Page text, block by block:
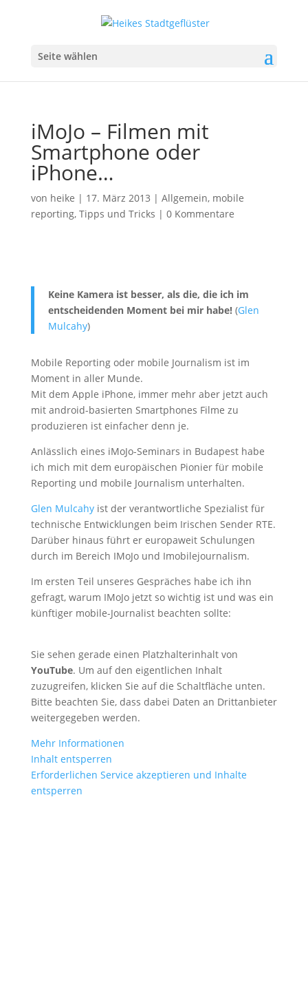
Seite wählen
iMoJo – Filmen mit
Smartphone oder
iPhone…
von heike | 17. März 2013 | Allgemein, mobile
reporting, Tipps und Tricks | 0 Kommentare
Keine Kamera ist besser, als die, die ich im
entscheidenden Moment bei mir habe! (Glen
Mulcahy)
Mobile Reporting oder mobile Journalism ist im
Moment in aller Munde.
Mit dem Apple iPhone, immer mehr aber jetzt auch
mit android-basierten Smartphones Filme zu
produzieren ist einfacher denn je.
Anlässlich eines iMoJo-Seminars in Budapest habe
ich mich mit dem europäischen Pionier für mobile
Reporting und mobile Journalism unterhalten.
Glen Mulcahy ist der verantwortliche Spezialist für
technische Entwicklungen beim Irischen Sender RTE.
Darüber hinaus führt er europaweit Schulungen
durch im Bereich IMoJo und Imobilejournalism.
Im ersten Teil unseres Gespräches habe ich ihn
gefragt, warum IMoJo jetzt so wichtig ist und was ein
künftiger mobile-Journalist beachten sollte:
Sie sehen gerade einen Platzhalterinhalt von
YouTube. Um auf den eigentlichen Inhalt
zuzugreifen, klicken Sie auf die Schaltfläche unten.
Bitte beachten Sie, dass dabei Daten an Drittanbieter
weitergegeben werden.
Mehr Informationen
Inhalt entsperren
Erforderlichen Service akzeptieren und Inhalte
entsperren